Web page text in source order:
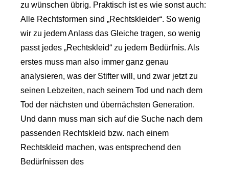
zu wünschen übrig. Praktisch ist es wie sonst auch:
Alle Rechtsformen sind „Rechtskleider“. So wenig
wir zu jedem Anlass das Gleiche tragen, so wenig
passt jedes „Rechtskleid“ zu jedem Bedürfnis. Als
erstes muss man also immer ganz genau
analysieren, was der Stifter will, und zwar jetzt zu
seinen Lebzeiten, nach seinem Tod und nach dem
Tod der nächsten und übernächsten Generation.
Und dann muss man sich auf die Suche nach dem
passenden Rechtskleid bzw. nach einem
Rechtskleid machen, was entsprechend den
Bedürfnissen des